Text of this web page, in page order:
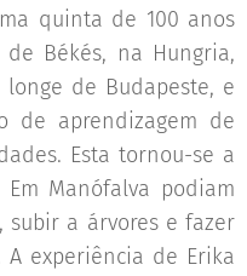
quinta de 100 anos
Békés, na Hungria,
de Budapeste, e
de aprendizagem de
Esta tornou-se a
Manófalva podiam
subir a árvores e fazer
experiência de Erika